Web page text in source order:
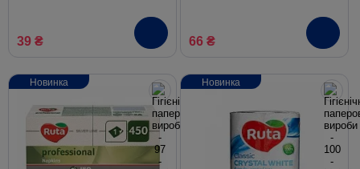
39 ₴ 66 ₴
Новинка Новинка